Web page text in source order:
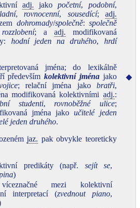
adj. jakopočetní, podobní,
,rovnocenní, sousedící; adj.
dohromady/společně: společně
; a adj. modifikovaná
hodní jeden na druhého, hrdí
jména; do lexikálně
předevšímkolektivní jménajako
; relační jména jako bratři,
modifikovaná kolektivními adj.:
studenti,rovnoběžné ulice;
jména jakoučitelé jeden
jeden druhého.
jaz. pak obvykle teoreticky
predikáty (např. sejít se,
)
mezi kolektivní
interpretací (zvednout piano,
◆